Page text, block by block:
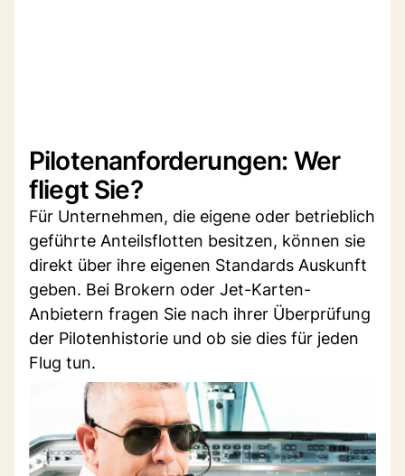
Pilotenanforderungen: Wer
fliegt Sie?
Für Unternehmen, die eigene oder betrieblich
geführte Anteilsflotten besitzen, können sie
direkt über ihre eigenen Standards Auskunft
geben. Bei Brokern oder Jet-Karten-
Anbietern fragen Sie nach ihrer Überprüfung
der Pilotenhistorie und ob sie dies für jeden
Flug tun.